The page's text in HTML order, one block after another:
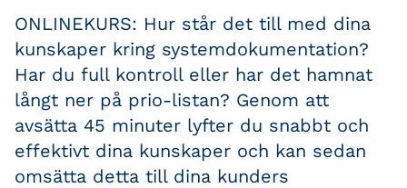
ONLINEKURS: Hur står det till med dina
kunskaper kring systemdokumentation?
Har du full kontroll eller har det hamnat
långt ner på prio-listan? Genom att
avsätta 45 minuter lyfter du snabbt och
effektivt dina kunskaper och kan sedan
omsätta detta till dina kunders